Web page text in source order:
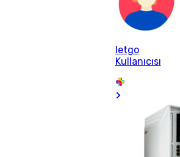
letgo
Kullanıcısı